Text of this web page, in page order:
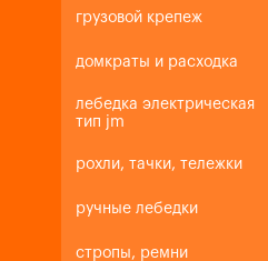
грузовой крепеж
домкраты и расходка
лебедка электрическая
тип jm
рохли, тачки, тележки
ручные лебедки
стропы, ремни